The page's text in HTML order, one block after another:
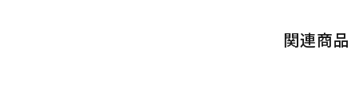
関連商品